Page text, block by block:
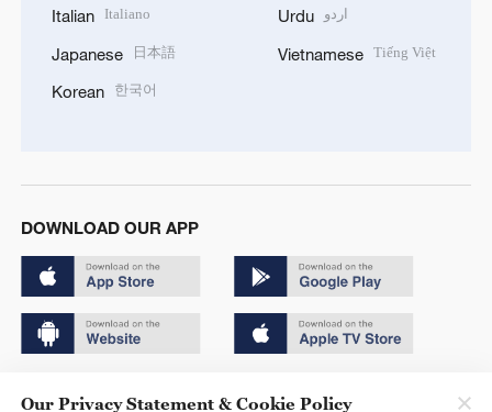
Italian Italiano
Japanese 日本語
Korean 한국어
Urdu اردو
Vietnamese Tiếng Việt
DOWNLOAD OUR APP
Our Privacy Statement & Cookie Policy